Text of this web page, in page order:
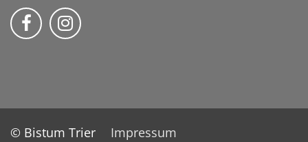
Bistum Trier auf Facebook
Bistum Trier auf Instragram
© Bistum Trier
Impressum